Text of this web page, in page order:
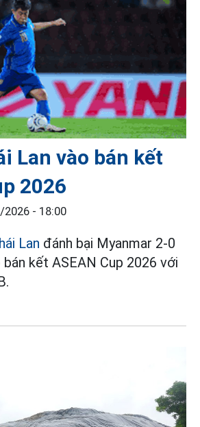
Lan vào bán kết
2026
2026 - 18:00
Lan đánh bại Myanmar 2-0
kết ASEAN Cup 2026 với